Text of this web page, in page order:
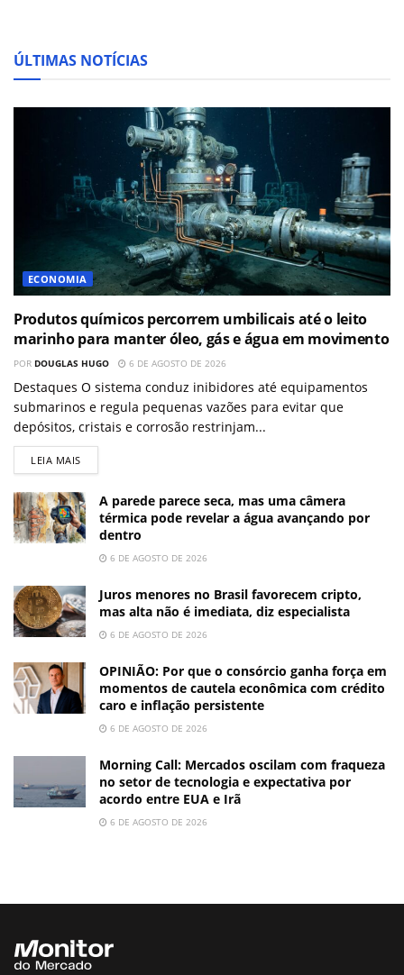
ÚLTIMAS NOTÍCIAS
ECONOMIA
Produtos químicos percorrem umbilicais até o leito
marinho para manter óleo, gás e água em movimento
POR DOUGLAS HUGO 6 DE AGOSTO DE 2026
Destaques O sistema conduz inibidores até equipamentos
submarinos e regula pequenas vazões para evitar que
depósitos, cristais e corrosão restrinjam...
LEIA MAIS
A parede parece seca, mas uma câmera
térmica pode revelar a água avançando por
dentro
6 DE AGOSTO DE 2026
Juros menores no Brasil favorecem cripto,
mas alta não é imediata, diz especialista
6 DE AGOSTO DE 2026
OPINIÃO: Por que o consórcio ganha força em
momentos de cautela econômica com crédito
caro e inflação persistente
6 DE AGOSTO DE 2026
Morning Call: Mercados oscilam com fraqueza
no setor de tecnologia e expectativa por
acordo entre EUA e Irã
6 DE AGOSTO DE 2026